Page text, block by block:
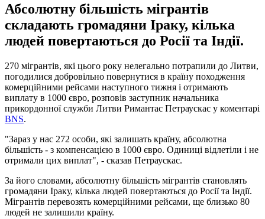
Абсолютну більшість мігрантів
складають громадяни Іраку, кілька
людей повертаються до Росії та Індії.
270 мігрантів, які цього року нелегально потрапили до Литви,
погодилися добровільно повернутися в країну походження
комерційними рейсами наступного тижня і отримають
виплату в 1000 євро, розповів заступник начальника
прикордонної служби Литви Римантас Петраускас у коментарі
BNS.
"Зараз у нас 272 особи, які залишать країну, абсолютна
більшість - з компенсацією в 1000 євро. Одиниці відлетіли і не
отримали цих виплат", - сказав Петраускас.
За його словами, абсолютну більшість мігрантів становлять
громадяни Іраку, кілька людей повертаються до Росії та Індії.
Мігрантів перевозять комерційними рейсами, ще близько 80
людей не залишили країну.